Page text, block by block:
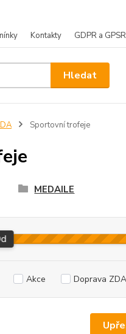
Kontakty GDPR a GPSR
Hledat
Sportovní trofeje
MEDAILE
Akce Doprava